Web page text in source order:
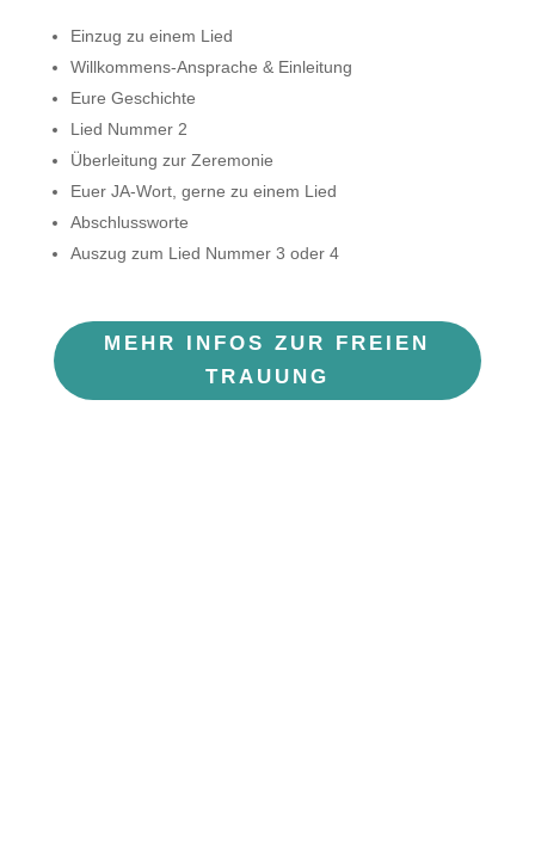
Einzug zu einem Lied
Willkommens-Ansprache & Einleitung
Eure Geschichte
Lied Nummer 2
Überleitung zur Zeremonie
Euer JA-Wort, gerne zu einem Lied
Abschlussworte
Auszug zum Lied Nummer 3 oder 4
MEHR INFOS ZUR FREIEN
TRAUUNG